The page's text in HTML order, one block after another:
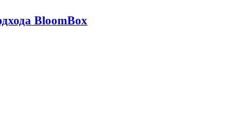
BloomBox